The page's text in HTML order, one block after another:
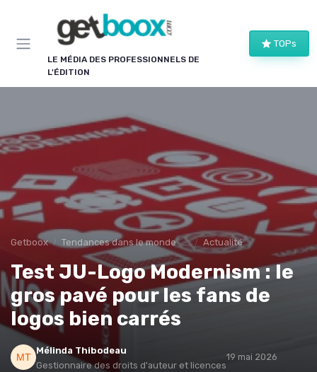
LE MÉDIA DES PROFESSIONNELS DE
L'ÉDITION
TOPs
Getboox Tendances dans le monde du livre Actualité
Test JU-Logo Modernism : le
gros pavé pour les fans de
logos bien carrés
Mélinda Thibodeau
Gestionnaire des droits d'auteur et licences
19 mai 2026